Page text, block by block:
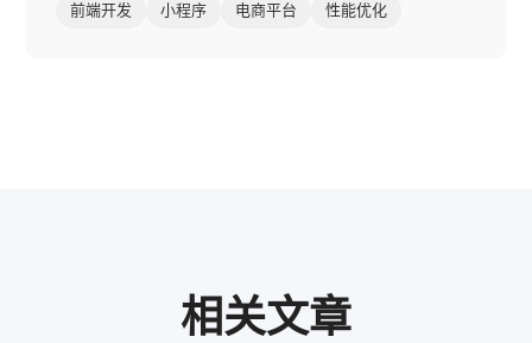
前端开发
小程序 电商平台 性能优化
相关文章